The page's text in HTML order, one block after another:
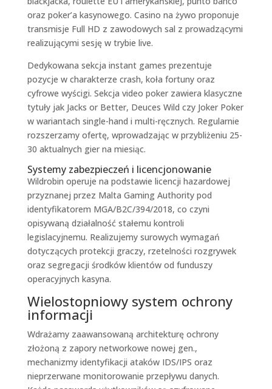
oraz poker’a kasynowego. Casino na żywo proponuje
transmisje Full HD z zawodowych sal z prowadzącymi
realizującymi sesję w trybie live.
Dedykowana sekcja instant games prezentuje
pozycje w charakterze crash, koła fortuny oraz
cyfrowe wyścigi. Sekcja video poker zawiera klasyczne
tytuły jak Jacks or Better, Deuces Wild czy Joker Poker
w wariantach single-hand i multi-ręcznych. Regularnie
rozszerzamy ofertę, wprowadzając w przybliżeniu 25-
30 aktualnych gier na miesiąc.
Systemy zabezpieczeń i licencjonowanie
Wildrobin operuje na podstawie licencji hazardowej
przyznanej przez Malta Gaming Authority pod
identyfikatorem MGA/B2C/394/2018, co czyni
opisywaną działalność stałemu kontroli
legislacyjnemu. Realizujemy surowych wymagań
dotyczących protekcji graczy, rzetelności rozgrywek
oraz segregacji środków klientów od funduszy
operacyjnych kasyna.
Wielostopniowy system ochrony
informacji
Wdrażamy zaawansowaną architekturę ochrony
złożoną z zapory networkowe nowej gen.,
mechanizmy identyfikacji ataków IDS/IPS oraz
nieprzerwane monitorowanie przepływu danych.